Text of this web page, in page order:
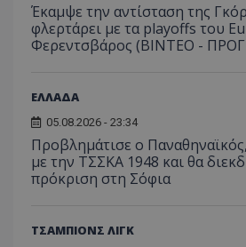
Έκαμψε την αντίσταση της
φλερτάρει με τα playoffs του
Φερεντσβάρος (ΒΙΝΤΕΟ -
ΕΛΛΑΔΑ
05.08.2026 - 23:34
Προβλημάτισε ο
με την ΤΣΣΚΑ 1948 και θα
πρόκριση στη Σόφια
ΤΣΑΜΠΙΟΝΣ ΛΙΓΚ